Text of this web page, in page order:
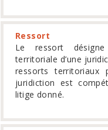
Ressort
Le ressort
territoriale d’une
ressorts territoriaux
juridiction est
litige donné.